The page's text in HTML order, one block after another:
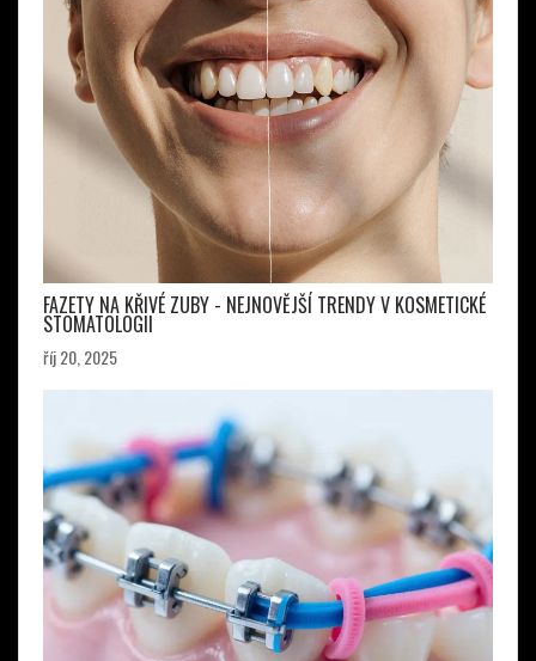
FAZETY NA KŘIVÉ ZUBY - NEJNOVĚJŠÍ TRENDY V KOSMETICKÉ
STOMATOLOGII
říj 20, 2025